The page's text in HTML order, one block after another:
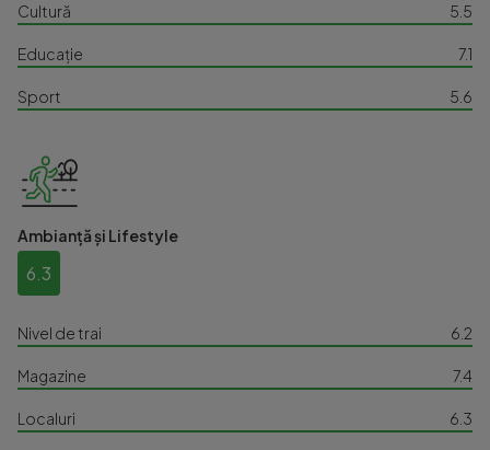
Cultură 5.5
Educație 7.1
Sport 5.6
Ambianță și Lifestyle
6.3
Nivel de trai 6.2
Magazine 7.4
Localuri 6.3